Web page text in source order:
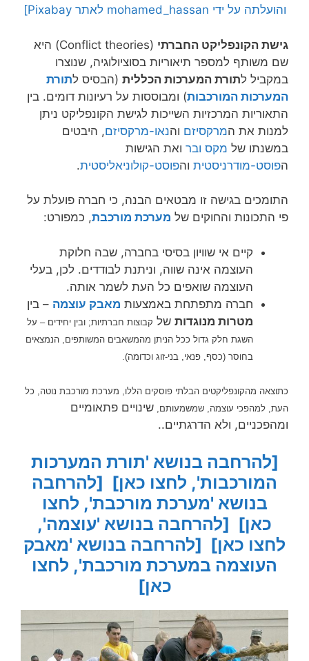
והועלתה על ידי mohamed_hassan לאתר Pixabay]
גישת הקונפליקט החברתי
(Conflict theories) היא
שם משותף למספר תיאוריות בסוציולוגיה, שנוצרו
במקביל לתורת המערכות הכללית (הבסיס לתורת
המערכות המורכבות) ומבוססות על רעיונות דומים. בין
התאוריות המרכזיות השייכות לגישת הקונפליקט ניתן
למנות את המרקסיזם והנאו-מרקסיזם, היבטים
במשנתו של מקס ובר ואת הגישות
הפוסט-מודרניסטית והפוסט-קולוניאליסטית.
התומכים בגישה זו מבטאים הבנה, כי חברה פועלת על
פי התכונות והחוקים של מערכת מורכבת, כמפורט:
קיים אי שוויון בסיסי בחברה, שבה חלוקת
העוצמה אינה שווה, וניתנת לבודדים. לכן, בעלי
העוצמה שואפים כל העת לשמר אותה.
חברה מתפתחת באמצעות מאבק עוצמה – בין
מטרות מנוגדות של קבוצות חברתיות; ובין יחידים – על
השגת חלק גדול ככל הניתן מהמשאבים המשותפים, הנמצאים
בחוסר (כסף פנאי , בני-זוג וכדומה)
כתוצאה מהקונפליקטים הבלתי פוסקים הללו, מערכת מורכבת נוטה, כל
העת, למהפכי עוצמה, שמשמעותם, שינויים פתאומיים
ומהפכניים, ולא הדרגתיים..
[להרחבה בנושא 'תורת המערכות
המורכבות', לחצו כאן] [להרחבה
בנושא 'מערכת מורכבת', לחצו
כאן] [להרחבה בנושא 'עוצמה',
לחצו כאן] [להרחבה בנושא 'מאבק
העוצמה במערכת מורכבת', לחצו
כאן]